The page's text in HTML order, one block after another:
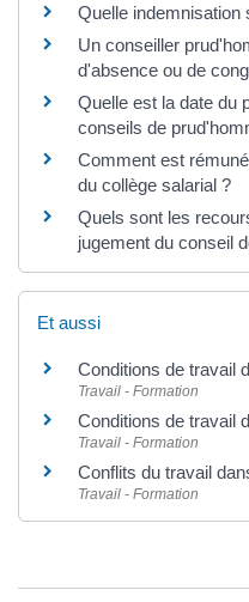
Quelle indemnisation
Un conseiller
d'absence ou de
Quelle est la date du
conseils de
Comment est
du collège salarial ?
Quels sont les
jugement du conseil
Et aussi
Conditions de travail
Travail - Formation
Conditions de travail
Travail - Formation
Conflits du travail
Travail - Formation